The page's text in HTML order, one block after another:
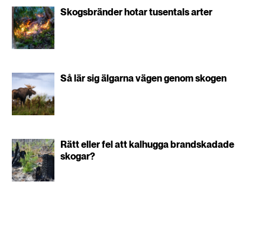
Skogsbränder hotar tusentals arter
Så lär sig älgarna vägen genom skogen
Rätt eller fel att kalhugga brandskadade
skogar?